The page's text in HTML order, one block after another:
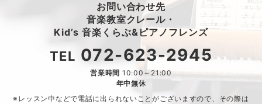
お問い合わせ先
音楽教室クレール・
Kid’s 音楽くらぶ&ピアノフレンズ
TEL 072-623-2945
営業時間 10:00～21:00
年中無休
※レッスン中などで電話に出られないことがございますので、 その際は